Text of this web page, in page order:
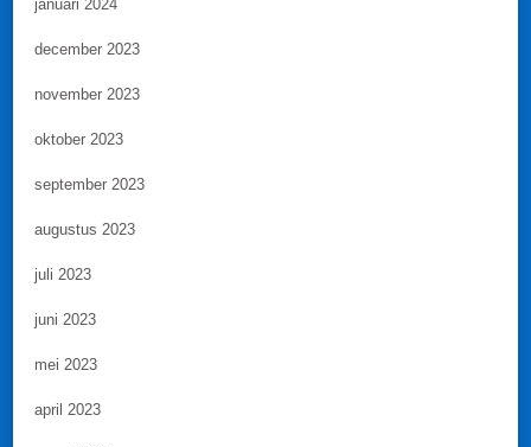
januari 2024
december 2023
november 2023
oktober 2023
september 2023
augustus 2023
juli 2023
juni 2023
mei 2023
april 2023